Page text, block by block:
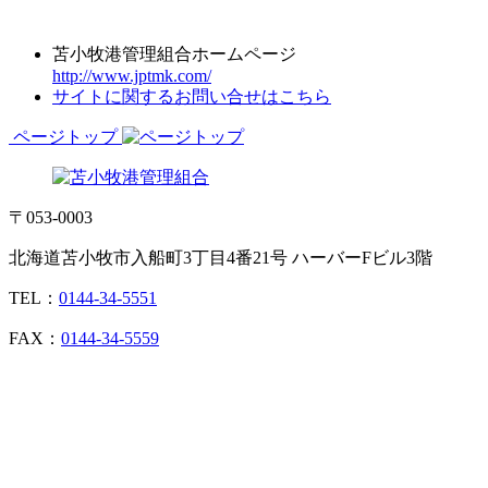
苫小牧港管理組合ホームページ
http://www.jptmk.com/
サイトに関するお問い合せはこちら
ページトップ
〒053-0003
北海道苫小牧市入船町3丁目4番21号 ハーバーFビル3階
TEL： 0144-34-5551
FAX： 0144-34-5559